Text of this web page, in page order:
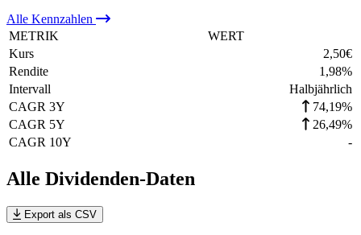
Alle Kennzahlen
METRIK
WERT
Kurs
2,50€
Rendite
1,98%
Intervall
Halbjährlich
CAGR 3Y
74,19%
CAGR 5Y
26,49%
CAGR 10Y
-
Alle Dividenden-Daten
Export als CSV